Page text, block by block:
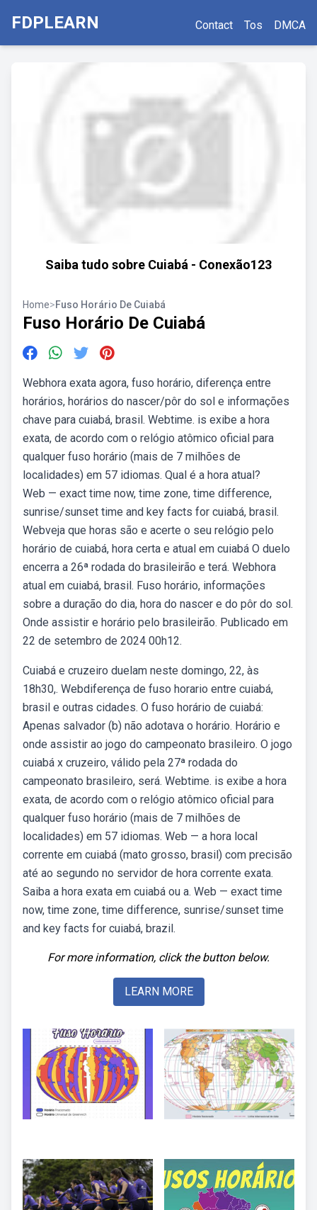
FDPLEARN Contact Tos DMCA
Saiba tudo sobre Cuiabá - Conexão123
Home>Fuso Horário De Cuiabá
Fuso Horário De Cuiabá
Webhora exata agora, fuso horário, diferença entre
horários, horários do nascer/pôr do sol e informações
chave para cuiabá, brasil. Webtime. is exibe a hora
exata, de acordo com o relógio atômico oficial para
qualquer fuso horário (mais de 7 milhões de
localidades) em 57 idiomas. Qual é a hora atual?
Web — exact time now, time zone, time difference,
sunrise/sunset time and key facts for cuiabá, brasil.
Webveja que horas são e acerte o seu relógio pelo
horário de cuiabá, hora certa e atual em cuiabá O duelo
encerra a 26ª rodada do brasileirão e terá. Webhora
atual em cuiabá, brasil. Fuso horário, informações
sobre a duração do dia, hora do nascer e do pôr do sol.
Onde assistir e horário pelo brasileirão. Publicado em
22 de setembro de 2024 00h12.
Cuiabá e cruzeiro duelam neste domingo, 22, às
18h30,. Webdiferença de fuso horario entre cuiabá,
brasil e outras cidades. O fuso horário de cuiabá:
Apenas salvador (b) não adotava o horário. Horário e
onde assistir ao jogo do campeonato brasileiro. O jogo
cuiabá x cruzeiro, válido pela 27ª rodada do
campeonato brasileiro, será. Webtime. is exibe a hora
exata, de acordo com o relógio atômico oficial para
qualquer fuso horário (mais de 7 milhões de
localidades) em 57 idiomas. Web — a hora local
corrente em cuiabá (mato grosso, brasil) com precisão
até ao segundo no servidor de hora corrente exata.
Saiba a hora exata em cuiabá ou a. Web — exact time
now, time zone, time difference, sunrise/sunset time
and key facts for cuiabá, brazil.
For more information, click the button below.
LEARN MORE